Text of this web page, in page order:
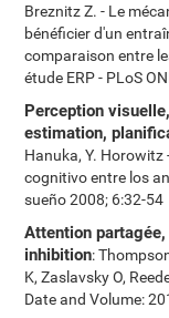
Breznitz Z. - Le
bénéficier d'un
comparaison entre
étude ERP - PLoS
Perception
estimation,
Hanuka, Y.
cognitivo entre los
sueño 2008; 6:32-54
Attention
inhibition:
K, Zaslavsky O,
Date and Volume: